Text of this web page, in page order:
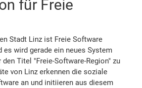
für Freie
Stadt Linz ist Freie Software
es wird gerade ein neues System
Titel "Freie-Software-Region" zu
von Linz erkennen die soziale
an und initiieren aus diesem